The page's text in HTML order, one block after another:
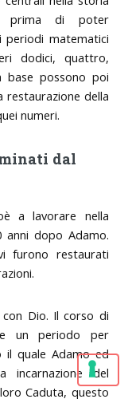
prima di poter
periodi matematici
dodici, quattro,
base possono poi
restaurazione della
numeri.
dal
a lavorare nella
anni dopo Adamo.
furono restaurati
con Dio. Il corso di
un periodo per
il quale Adamo ed
incarnazione del
Caduta, questo